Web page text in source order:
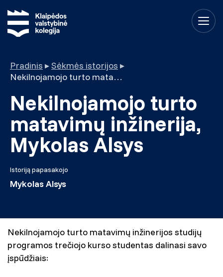
Pradinis ▸Sėkmės istorijos ▸
Nekilnojamojo turto matavimų inžinerija, Mykolas Alsys
Nekilnojamojo turto
matavimų inžinerija,
Mykolas Alsys
Istoriją papasakojo
Mykolas Alsys
Nekilnojamojo turto matavimų inžinerijos studijų
programos trečiojo kurso studentas dalinasi savo
įspūdžiais: